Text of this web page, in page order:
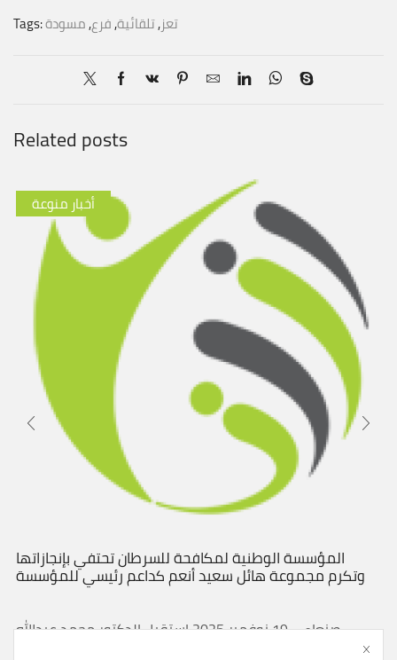
Tags: تعز,تلقائية,فرع,مسودة
Related posts
أخبار منوعة
المؤسسة الوطنية لمكافحة للسرطان تحتفي بإنجازاتها
وتكرم مجموعة هائل سعيد أنعم كداعم رئيسي للمؤسسة
صنعاء – 19 نوفمبر 2025 استقبل الدكتور محمد عبدالله
الآنسى- نائب رئيس مجلس الأمناء المؤسسة الوطنية لمكافحة